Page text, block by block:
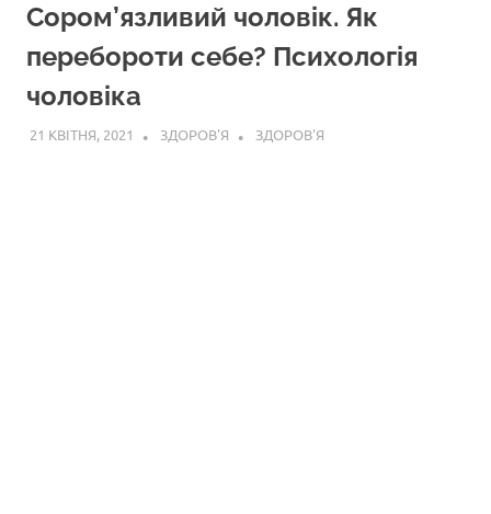
Сором’язливий чоловік. Як
перебороти себе? Психологія
чоловіка
21 КВІТНЯ, 2021 ЗДОРОВ'Я ЗДОРОВ'Я